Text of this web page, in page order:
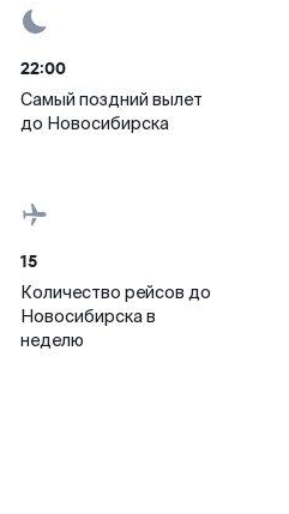
22:00
Самый поздний вылет
до Новосибирска
15
Количество рейсов до
Новосибирска в
неделю